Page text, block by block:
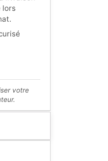
lors
votre